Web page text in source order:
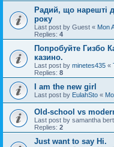
Радий, що нарешті
року
Last post by Guest « Mon
Replies: 4
Попробуйте Гизбо
казино.
Last post by minetes435 «
Replies: 8
I am the new girl
Last post by EulahSto «
Old-school vs
Last post by samantha bert
Replies: 2
Just want to say Hi.